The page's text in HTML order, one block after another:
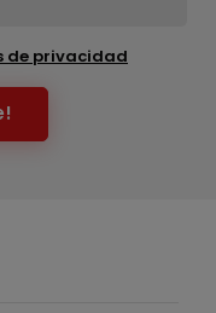
de privacidad